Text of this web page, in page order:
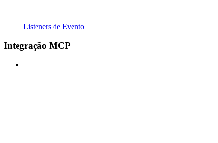
Listeners de Evento
Integração MCP